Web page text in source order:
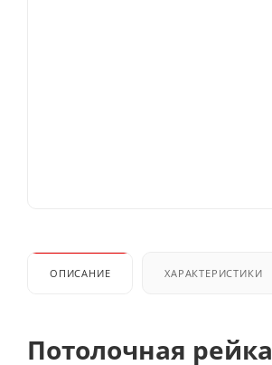
ОПИСАНИЕ ХАРАКТЕРИСТИКИ
Потолочная